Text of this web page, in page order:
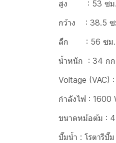
สูง : 53 ซม.
กว้าง : 38.5 ซ
ลึก : 56 ซม.
น้ำหนัก : 34 ก
Voltage (VAC)
กำลังไฟ : 1600
ขนาดหม้อต้ม :
ปั๊มน้ำ : โรตารีปั๊